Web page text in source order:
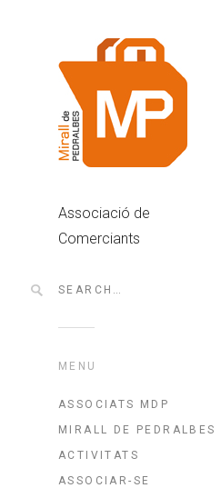
Associació de
Comerciants
MENU
ASSOCIATS MDP
MIRALL DE PEDRALBES
ACTIVITATS
ASSOCIAR-SE